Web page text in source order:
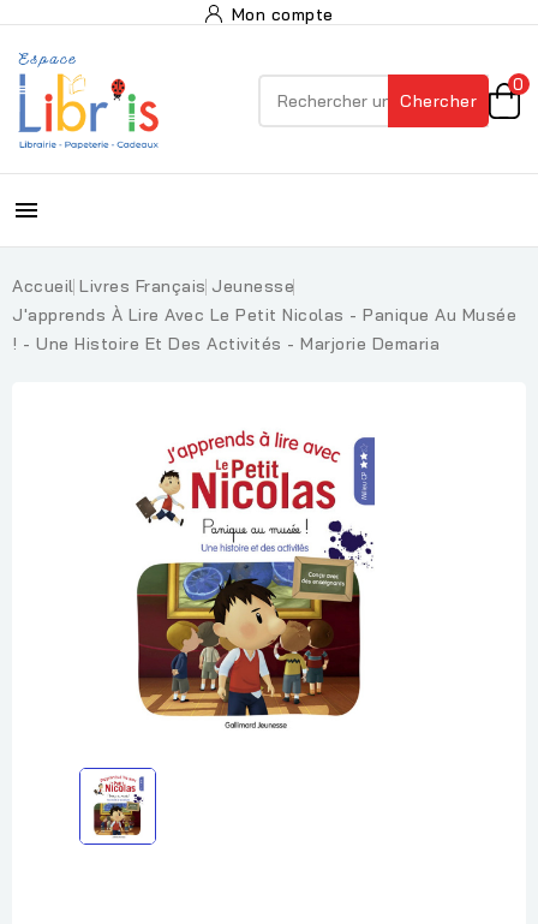
Mon compte
Chercher
0

Accueil Livres Français Jeunesse
J'apprends À Lire Avec Le Petit Nicolas - Panique Au Musée
! - Une Histoire Et Des Activités - Marjorie Demaria